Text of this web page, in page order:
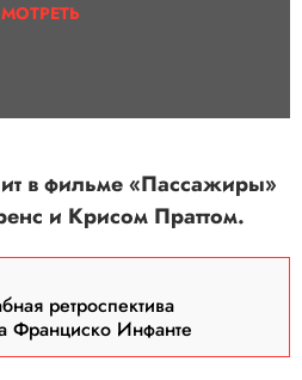
в фильме «Пассажиры»
и Крисом Праттом.
ретроспектива
Франциско Инфанте